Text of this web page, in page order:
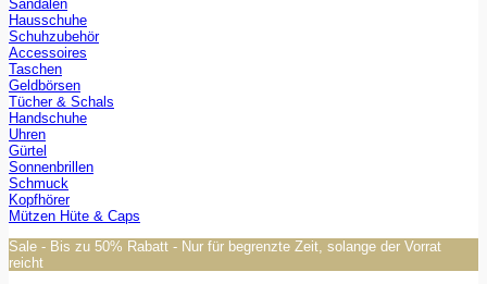
Sandalen
Hausschuhe
Schuhzubehör
Accessoires
Taschen
Geldbörsen
Tücher & Schals
Handschuhe
Uhren
Gürtel
Sonnenbrillen
Schmuck
Kopfhörer
Mützen Hüte & Caps
Sale - Bis zu 50% Rabatt - Nur für begrenzte Zeit, solange der Vorrat
reicht